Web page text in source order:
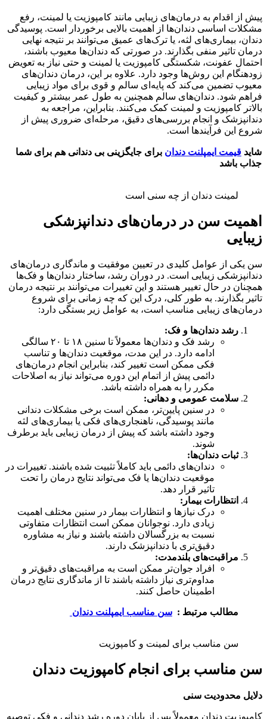
پیش از اقدام به درمان‌های زیبایی مانند کامپوزیت یا لمینت، رفع
مشکلات اساسی دندان‌ها از اهمیت بالایی برخوردار است. پوسیدگی
دندان، بیماری‌های لثه، یا ترک‌های عمیق می‌توانند بر نتیجه نهایی
درمان تاثیر منفی بگذارند. در صورتی که دندان‌ها معیوب باشند،
احتمال عفونت، شکستگی کامپوزیت یا لمینت و حتی نیاز به تعویض
زودهنگام این روش‌ها وجود دارد. علاوه بر این، درمان دندان‌های
معیوب تضمین می‌کند که پایه‌ای سالم و قوی برای مواد زیبایی
فراهم شود. دندان‌های سالم همچنین به طول عمر بیشتر و کیفیت
بالاتر کامپوزیت و لمینت کمک می‌کنند. بنابراین، مراجعه به
دندانپزشک و انجام بررسی‌های دقیق، مرحله‌ای ضروری پیش از
شروع این فرآیندها است.
شاید قیمت ایمپلنت دندان برای جایگزینی بی دندانی هم برای شما
جذاب باشد
لمینت دندان از چه سنی است
اهمیت سن در درمان‌های دندانپزشکی
زیبایی
سن یکی از عوامل کلیدی در تعیین موفقیت و ماندگاری درمان‌های
دندانپزشکی زیبایی است. در دوران رشد، ساختار دندان‌ها و فک‌ها
همچنان در حال تغییر هستند و این تغییرات می‌توانند بر نتیجه درمان
تاثیر بگذارند. به طور کلی، درک این که چه زمانی برای شروع
درمان‌های زیبایی مناسب است، به عوامل زیر بستگی دارد:
رشد دندان‌ها و فک:
رشد فک و دندان‌ها معمولاً تا سنین ۱۸ تا ۲۰ سالگی
ادامه دارد. در این مدت، موقعیت دندان‌ها و تناسب
فکی ممکن است تغییر کند، بنابراین انجام درمان‌های
دائمی پیش از اتمام این دوره می‌تواند نیاز به اصلاحات
مکرر را به همراه داشته باشد.
سلامت عمومی و دهانی:
در سنین پایین‌تر، ممکن است برخی مشکلات دندانی
مانند پوسیدگی، ناهنجاری‌های فکی یا بیماری‌های لثه
وجود داشته باشد که پیش از درمان زیبایی باید برطرف
شوند.
ثبات دندان‌ها:
دندان‌های دائمی باید کاملاً تثبیت شده باشند. تغییرات در
موقعیت دندان‌ها یا فک می‌تواند نتایج درمان را تحت
تاثیر قرار دهد.
انتظارات بیمار :
درک نیازها و انتظارات بیمار در سنین مختلف اهمیت
زیادی دارد. نوجوانان ممکن است انتظارات متفاوتی
نسبت به بزرگسالان داشته باشند و نیاز به مشاوره
دقیق‌تری با دندانپزشک دارند.
مراقبت‌های بلندمدت:
افراد جوان‌تر ممکن است به مراقبت‌های دقیق‌تر و
مداوم‌تری نیاز داشته باشند تا از ماندگاری نتایج درمان
اطمینان حاصل کنند.
مطالب مرتبط : سن مناسب ایمپلنت دندان
سن مناسب برای لمینت و کامپوزیت
سن مناسب برای انجام کامپوزیت دندان
دلایل محدودیت سنی
کامپوزیت دندان معمولاً پس از پایان دوره رشد دندانی و فکی توصیه